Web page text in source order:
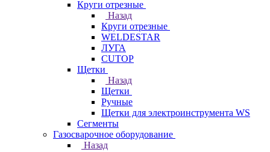
Круги отрезные
Назад
Круги отрезные
WELDESTAR
ЛУГА
CUTOP
Щетки
Назад
Щетки
Ручные
Щетки для электроинструмента WS
Сегменты
Газосварочное оборудование
Назад